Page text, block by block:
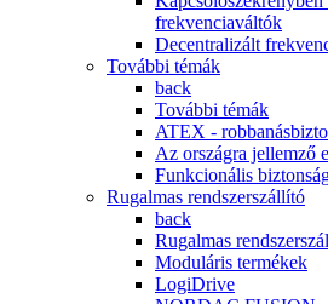
frekvenciaváltók
Decentralizált
További témák
back
További témák
ATEX -
Az országra jellemző
Funkcionális
Rugalmas rendszerszállító
back
Rugalmas
Moduláris termékek
LogiDrive